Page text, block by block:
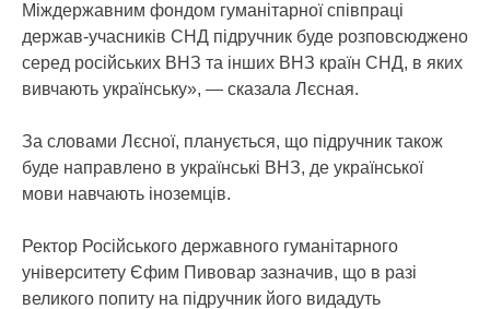
Міждержавним фондом гуманітарної співпраці
держав-учасників СНД підручник буде розповсюджено
серед російських ВНЗ та інших ВНЗ країн СНД, в яких
вивчають українську», — сказала Лєсная.
За словами Лєсної, планується, що підручник також
буде направлено в українські ВНЗ, де української
мови навчають іноземців.
Ректор Російського державного гуманітарного
університету Єфим Пивовар зазначив, що в разі
великого попиту на підручник його видадуть